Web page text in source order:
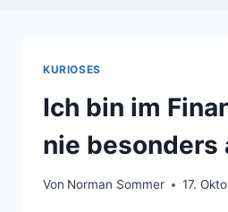
KURIOSES
Ich bin im
nie besonders
Von Norman Sommer 17.